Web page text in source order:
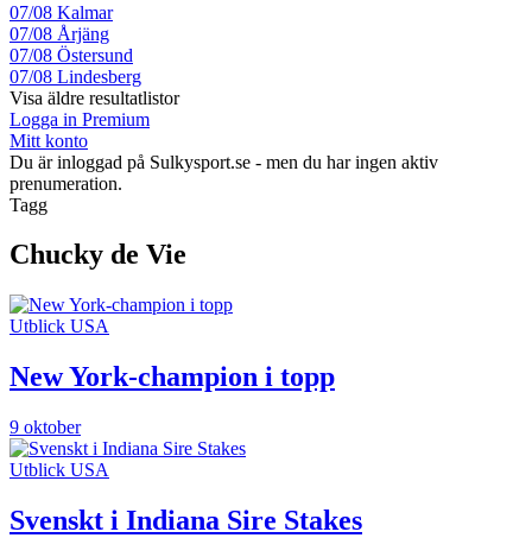
07/08 Kalmar
07/08 Årjäng
07/08 Östersund
07/08 Lindesberg
Visa äldre resultatlistor
Logga in Premium
Mitt konto
Du är inloggad på Sulkysport.se - men du har ingen aktiv
prenumeration.
Tagg
Chucky de Vie
Utblick USA
New York-champion i topp
9 oktober
Utblick USA
Svenskt i Indiana Sire Stakes